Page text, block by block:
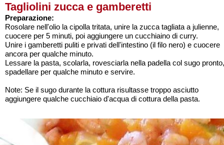
Tagliolini zucca e gamberetti
Preparazione:
Rosolare nell'olio la cipolla tritata, unire la zucca tagliata a julienne,
cuocere per 5 minuti, poi aggiungere un cucchiaino di curry.
Unire i gamberetti puliti e privati dell'intestino (il filo nero) e cuocere
ancora per qualche minuto.
Lessare la pasta, scolarla, rovesciarla nella padella col sugo pronto,
spadellare per qualche minuto e servire.
Note: Se il sugo durante la cottura risultasse troppo asciutto
aggiungere qualche cucchiaio d'acqua di cottura della pasta.